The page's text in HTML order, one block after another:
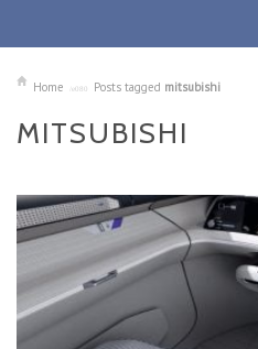
Home Posts tagged mitsubishi
MITSUBISHI